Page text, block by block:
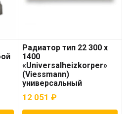
Радиатор тип 22 300 x
1400
«Universalheizkorper»
(Viessmann)
универсальный
12 051₽